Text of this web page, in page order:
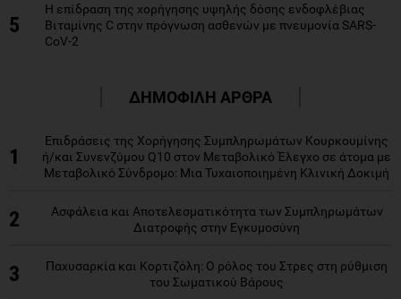
5
Η επίδραση της χορήγησης υψηλής δόσης ενδοφλέβιας
Βιταμίνης C στην πρόγνωση ασθενών με πνευμονία SARS-
CoV-2
ΔΗΜΟΦΙΛΗ ΑΡΘΡΑ
1
Επιδράσεις της Χορήγησης Συμπληρωμάτων Κουρκουμίνης
ή/και Συνενζύμου Q10 στον Μεταβολικό Έλεγχο σε άτομα με
Μεταβολικό Σύνδρομο: Μια Τυχαιοποιημένη Κλινική Δοκιμή
2
Ασφάλεια και Αποτελεσματικότητα των Συμπληρωμάτων
Διατροφής στην Εγκυμοσύνη
3
Παχυσαρκία και Κορτιζόλη: Ο ρόλος του Στρες στη ρύθμιση
του Σωματικού Βάρους